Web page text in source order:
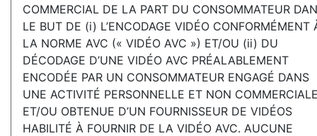
COMMERCIAL DE LA PART DU CONSOMMATEUR
LE BUT DE (i) L’ENCODAGE VIDÉO CONFORMÉMENT
LA NORME AVC (« VIDÉO AVC ») ET/OU (ii) DU
DÉCODAGE D’UNE VIDÉO AVC PRÉALABLEMENT
ENCODÉE PAR UN CONSOMMATEUR ENGAGÉ DANS
UNE ACTIVITÉ PERSONNELLE ET NON
ET/OU OBTENUE D’UN FOURNISSEUR DE VIDÉOS
HABILITÉ À FOURNIR DE LA VIDÉO AVC. AUCUNE